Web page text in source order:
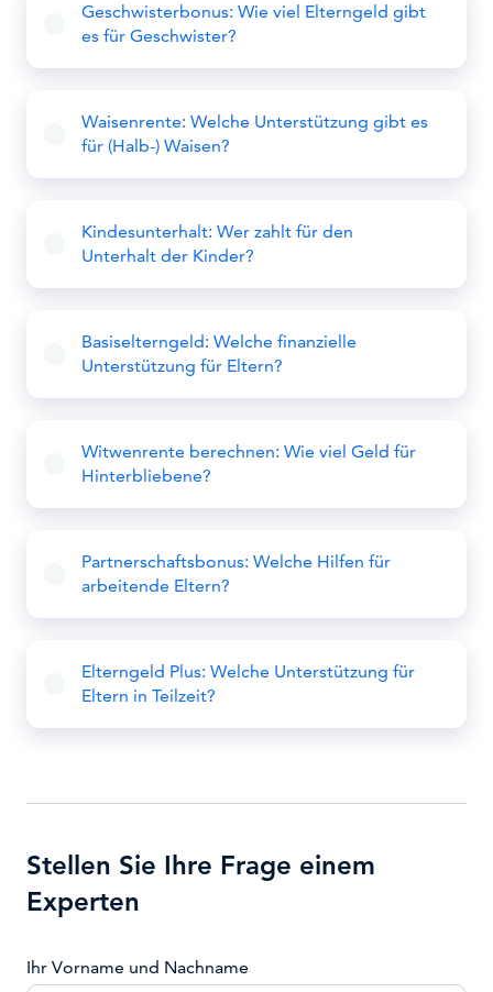
Geschwisterbonus: Wie viel Elterngeld gibt
es für Geschwister?
Waisenrente: Welche Unterstützung gibt es
für (Halb-) Waisen?
Kindesunterhalt: Wer zahlt für den
Unterhalt der Kinder?
Basiselterngeld: Welche finanzielle
Unterstützung für Eltern?
Witwenrente berechnen: Wie viel Geld für
Hinterbliebene?
Partnerschaftsbonus: Welche Hilfen für
arbeitende Eltern?
Elterngeld Plus: Welche Unterstützung für
Eltern in Teilzeit?
Stellen Sie Ihre Frage einem
Experten
Ihr Vorname und Nachname